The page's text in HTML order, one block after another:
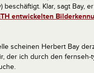
beschäftigt. Klar, sagt Bay,
entwickelten
scheinen Herbert Bay
der ich durch den